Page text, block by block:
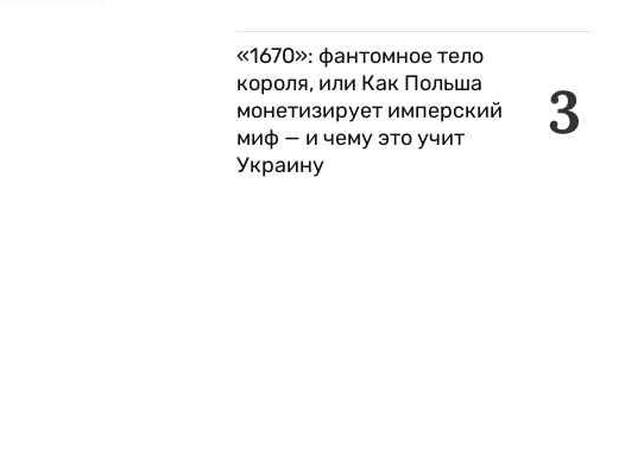
3
«1670»: фантомное тело
короля, или Как Польша
монетизирует имперский
миф — и чему это учит
Украину